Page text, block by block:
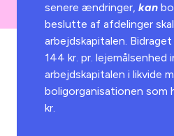
senere ændringer,kan
beslutte af afdelinger
arbejdskapitalen.
144 kr. pr. lejemålsenhed
arbejdskapitalen i likvide
boligorganisationen som
kr.